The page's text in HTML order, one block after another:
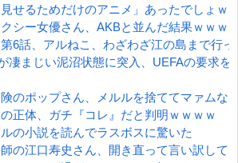
見せるためだけのアニメ」あったでしょｗ
クシー女優さん、AKBと並んだ結果ｗｗｗ
6話、アルねこ、わざわざ江の島まで行
凄まじい泥沼状態に突入、UEFAの要求
険のポップさん、メルルを捨ててマァムな
の正体、ガチ『コレ』だと判明ｗｗｗｗ
の小説を読んでラスボスに驚いた
師の江口寿史さん、開き直って言い訳して